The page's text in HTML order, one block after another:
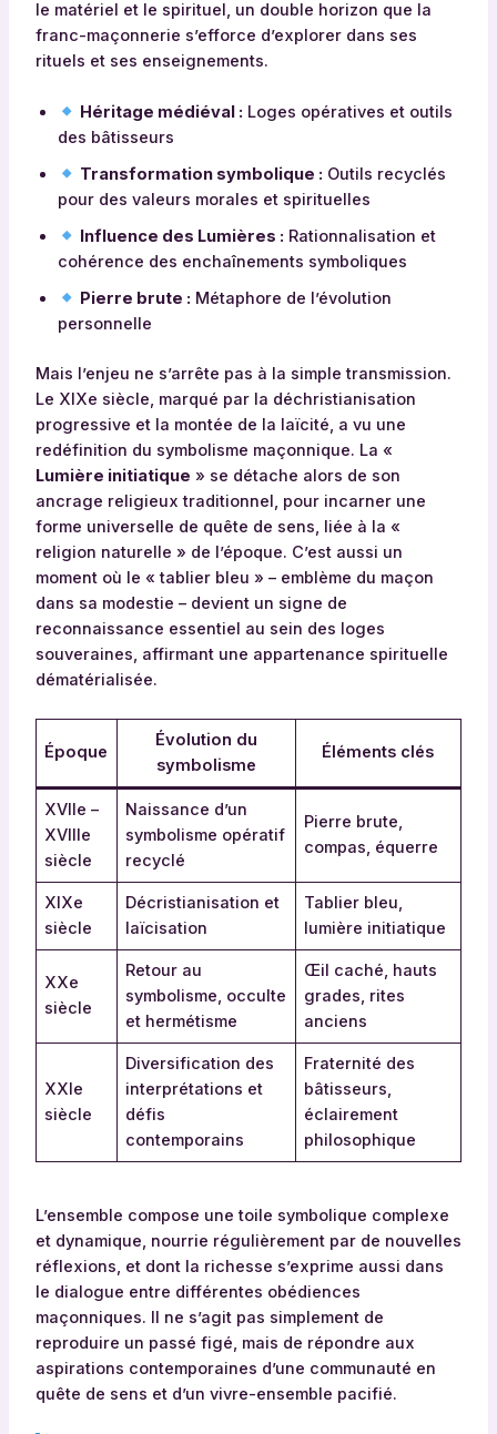
le matériel et le spirituel, un double horizon que la
franc-maçonnerie s’efforce d’explorer dans ses
rituels et ses enseignements.
Héritage médiéval : Loges opératives et outils
des bâtisseurs
Transformation symbolique : Outils recyclés
pour des valeurs morales et spirituelles
Influence des Lumières : Rationnalisation et
cohérence des enchaînements symboliques
Pierre brute : Métaphore de l’évolution
personnelle
Mais l’enjeu ne s’arrête pas à la simple transmission.
Le XIXe siècle, marqué par la déchristianisation
progressive et la montée de la laïcité, a vu une
redéfinition du symbolisme maçonnique. La «
Lumière initiatique » se détache alors de son
ancrage religieux traditionnel, pour incarner une
forme universelle de quête de sens, liée à la «
religion naturelle » de l’époque. C’est aussi un
moment où le « tablier bleu » – emblème du maçon
dans sa modestie – devient un signe de
reconnaissance essentiel au sein des loges
souveraines, affirmant une appartenance spirituelle
dématérialisée.
Époque
Évolution du
symbolisme
Éléments clés
XVIIe –
XVIIIe
siècle
Naissance d’un
symbolisme opératif
recyclé
Pierre brute,
compas, équerre
XIXe
siècle
Décristianisation et
laïcisation
Tablier bleu,
lumière initiatique
XXe
siècle
Retour au
symbolisme, occulte
et hermétisme
Œil caché, hauts
grades, rites
anciens
XXIe
siècle
Diversification des
interprétations et
défis
contemporains
Fraternité des
bâtisseurs,
éclairement
philosophique
L’ensemble compose une toile symbolique complexe
et dynamique, nourrie régulièrement par de nouvelles
réflexions, et dont la richesse s’exprime aussi dans
le dialogue entre différentes obédiences
maçonniques. Il ne s’agit pas simplement de
reproduire un passé figé, mais de répondre aux
aspirations contemporaines d’une communauté en
quête de sens et d’un vivre-ensemble pacifié.